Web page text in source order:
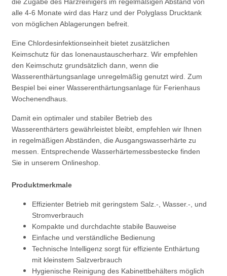
alle 4-6 Monate wird das Harz und der Polyglass Drucktank
von möglichen Ablagerungen befreit.
Eine Chlordesinfektionseinheit bietet zusätzlichen
Keimschutz für das Ionenaustauscherharz. Wir empfehlen
den Keimschutz grundsätzlich dann, wenn die
Wasserenthärtungsanlage unregelmäßig genutzt wird. Zum
Bespiel bei einer Wasserenthärtungsanlage für Ferienhaus
Wochenendhaus.
Damit ein optimaler und stabiler Betrieb des
Wasserenthärters gewährleistet bleibt, empfehlen wir Ihnen
in regelmäßigen Abständen, die Ausgangswasserhärte zu
messen. Entsprechende Wasserhärtemessbestecke finden
Sie in unserem Onlineshop.
Produktmerkmale
Effizienter Betrieb mit geringstem Salz.-, Wasser.-, und
Stromverbrauch
Kompakte und durchdachte stabile Bauweise
Einfache und verständliche Bedienung
Technische Intelligenz sorgt für effiziente Enthärtung
mit kleinstem Salzverbrauch
Hygienische Reinigung des Kabinettbehälters möglich